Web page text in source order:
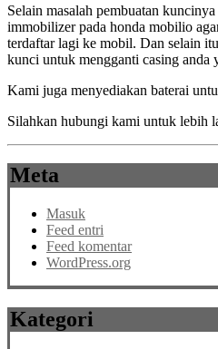
Selain masalah pembuatan
immobilizer pada honda mobilio
terdaftar lagi ke mobil. Dan selain
kunci untuk mengganti casing anda
Kami juga menyediakan baterai
Silahkan hubungi kami untuk lebih
Meta
Masuk
Feed entri
Feed komentar
WordPress.org
Kategori